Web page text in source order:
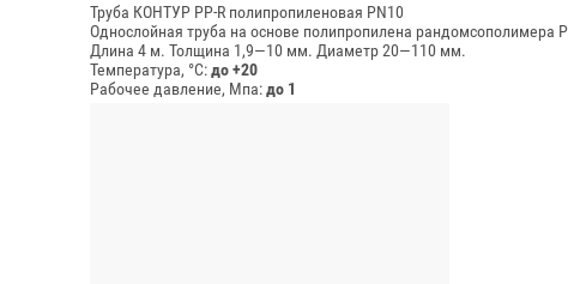
Труба КОНТУР PP-R полипропиленовая PN10
Однослойная труба на основе полипропилена рандомсополимера
Длина 4 м. Толщина 1,9—10 мм. Диаметр 20—110 мм.
Температура, °C:до +20
Рабочее давление, Мпа:до 1